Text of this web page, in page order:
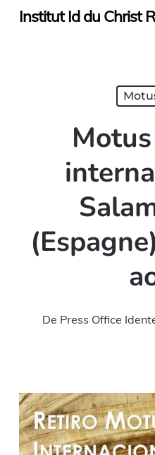
SkipInstitut Id du Christ
De Press Office